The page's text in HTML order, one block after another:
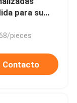
para su
pieces
Contacto